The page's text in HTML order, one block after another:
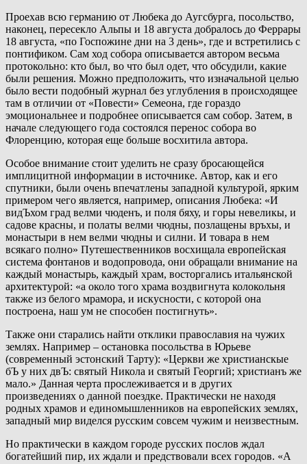
Проехав всю германию от Любека до Аугсбурга, посольство,
наконец, пересекло Альпы и 18 августа добралось до Феррары
18 августа, «по Госпожине дни на 3 день», где и встретились с
понтификом. Сам ход собора описывается автором весьма
протокольно: кто был, во что был одет, что обсудили, какие
были решения. Можно предположить, что изначальной целью
было вести подобный журнал без углубления в происходящее
там в отличии от «Повести» Семеона, где гораздо
эмоциональнее и подробнее описывается сам собор. Затем, в
начале следующего года состоялся перенос собора во
Флоренцию, которая еще больше восхитила автора.
Особое внимание стоит уделить не сразу бросающейся
имплицитной информации в источнике. Автор, как и его
спутники, были очень впечатлены западной культурой, ярким
примером чего является, например, описания Любека: «И
видЪхом град велми чюденъ, и поля бяху, и горы невеликы, и
садове красны, и полаты велми чюдны, позлащены връхы, и
монастыри в нем велми чюдны и силни. И товара в нем
всякаго полно» Путешественников восхищала европейская
система фонтанов и водопровода, они обращали внимание на
каждый монастырь, каждый храм, восторгались итальянской
архитектурой: «а около того храма воздвигнута колокольня
также из белого мрамора, и искусности, с которой она
построена, наш ум не способен постигнуть».
Также они старались найти отклики православия на чужих
землях. Например – остановка посольства в Юрьеве
(современный эстонский Тарту): «Церкви же христианскые
бЪ у них двЪ: святый Никола и святый Георгий; христианъ же
мало.» Данная черта прослеживается и в других
произведениях о данной поездке. Практически не находя
родных храмов и единомышленников на европейских землях,
западный мир виделся русским совсем чужим и неизвестным.
Но практически в каждом городе русских послов ждал
богатейший пир, их ждали и предствовали всех городов. «А